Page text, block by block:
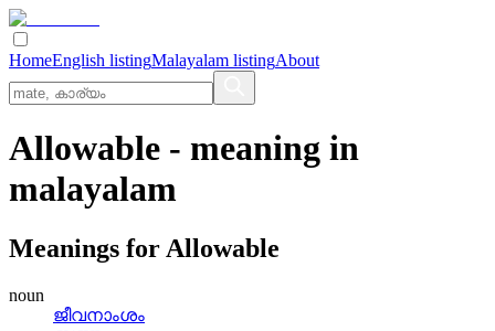
HomeEnglish listingMalayalam listingAbout
Allowable - meaning in
malayalam
Meanings for Allowable
noun
ജീവനാംശം